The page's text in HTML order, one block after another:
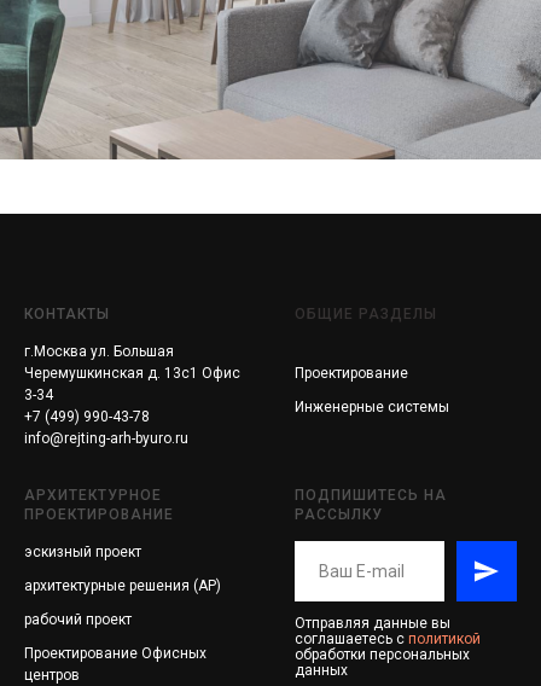
КОНТАКТЫ
г.Москва ул. Большая
Черемушкинская д. 13с1 Офис
3-34
+7 (499) 990-43-78
info@rejting-arh-byuro.ru
ОБЩИЕ РАЗДЕЛЫ
Проектирование
Инженерные системы
АРХИТЕКТУРНОЕ
ПРОЕКТИРОВАНИЕ
эскизный проект
архитектурные решения (АР)
рабочий проект
Проектирование Офисных
центров
ПОДПИШИТЕСЬ НА
РАССЫЛКУ
Отправляя данные вы
соглашаетесь с политикой
обработки персональных
данных